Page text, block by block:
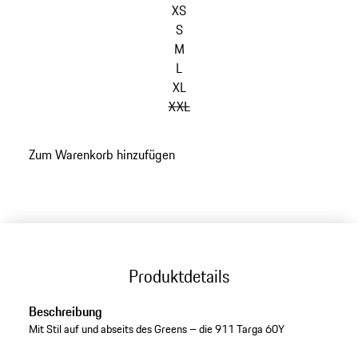
XS
S
M
L
XL
XXL
Zum Warenkorb hinzufügen
Produktdetails
Beschreibung
Mit Stil auf und abseits des Greens – die 911 Targa 60Y